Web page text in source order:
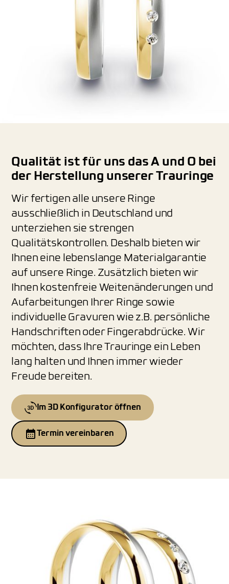
Qualität ist für uns das A und O bei
der Herstellung unserer Trauringe
Wir fertigen alle unsere Ringe
ausschließlich in Deutschland und
unterziehen sie strengen
Qualitätskontrollen. Deshalb bieten wir
Ihnen eine lebenslange Materialgarantie
auf unsere Ringe. Zusätzlich bieten wir
Ihnen kostenfreie Weitenänderungen und
Aufarbeitungen Ihrer Ringe sowie
individuelle Gravuren wie z.B. persönliche
Handschriften oder Fingerabdrücke. Wir
möchten, dass Ihre Trauringe ein Leben
lang halten und Ihnen immer wieder
Freude bereiten.
Im 3D Konfigurator öffnen
Termin vereinbaren